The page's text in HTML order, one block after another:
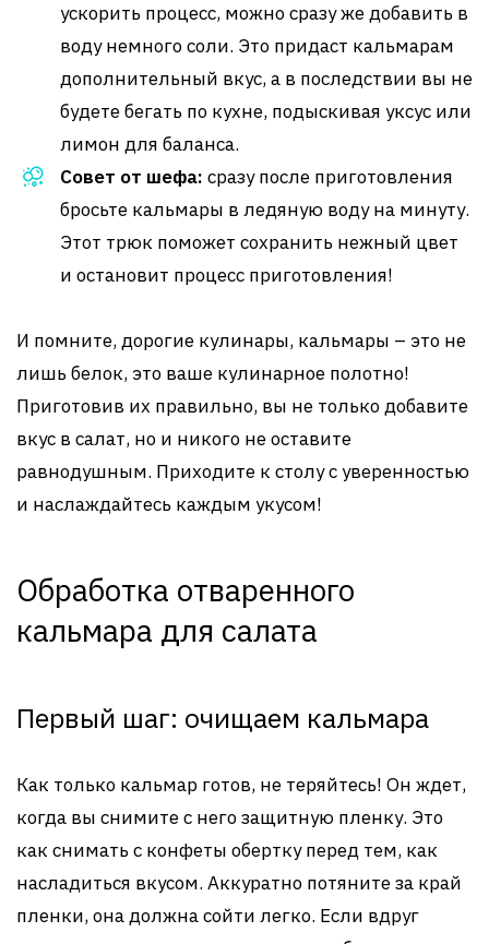
ускорить процесс, можно сразу же добавить в
воду немного соли. Это придаст кальмарам
дополнительный вкус, а в последствии вы не
будете бегать по кухне, подыскивая уксус или
лимон для баланса.
Совет от шефа: сразу после приготовления
бросьте кальмары в ледяную воду на минуту.
Этот трюк поможет сохранить нежный цвет
и остановит процесс приготовления!
И помните, дорогие кулинары, кальмары – это не
лишь белок, это ваше кулинарное полотно!
Приготовив их правильно, вы не только добавите
вкус в салат, но и никого не оставите
равнодушным. Приходите к столу с уверенностью
и наслаждайтесь каждым укусом!
Обработка отваренного
кальмара для салата
Первый шаг: очищаем кальмара
Как только кальмар готов, не теряйтесь! Он ждет,
когда вы снимите с него защитную пленку. Это
как снимать с конфеты обертку перед тем, как
насладиться вкусом. Аккуратно потяните за край
пленки, она должна сойти легко. Если вдруг